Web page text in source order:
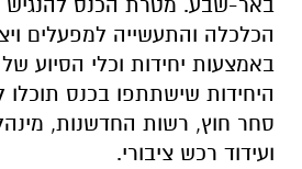
סחר חוץ, רשות החדשנות,
ועידוד רכש ציבורי.
כמו כן, במהלך הכנס ייחשפו
לפרויקטים וכלי סיוע של
ספקים מקומיים במערך הרכש